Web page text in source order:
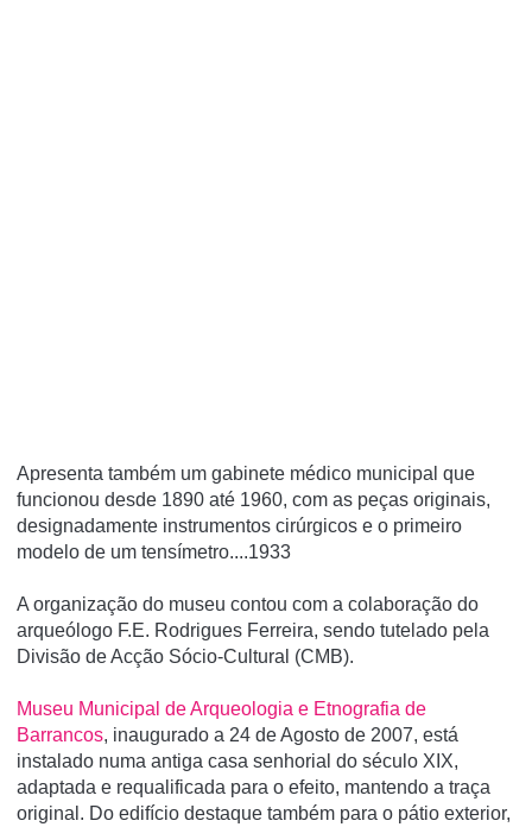
Apresenta também um gabinete médico municipal que
funcionou desde 1890 até 1960, com as peças originais,
designadamente instrumentos cirúrgicos e o primeiro
modelo de um tensí­metro....1933
A organização do museu contou com a colaboração do
arqueólogo F.E. Rodrigues Ferreira, sendo tutelado pela
Divisão de Acção Sócio-Cultural (CMB).
Museu Municipal de Arqueologia e Etnografia de
Barrancos, inaugurado a 24 de Agosto de 2007, está
instalado numa antiga casa senhorial do século XIX,
adaptada e requalificada para o efeito, mantendo a traça
original. Do edifício destaque também para o pátio exterior,